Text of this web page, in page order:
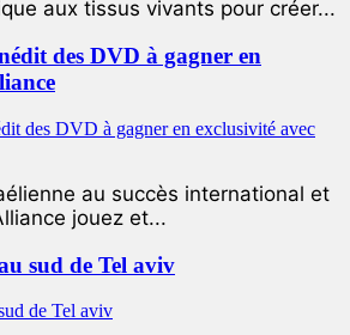
aux tissus vivants pour créer...
des DVD à gagner en
au succès international et
jouez et...
sud de Tel aviv